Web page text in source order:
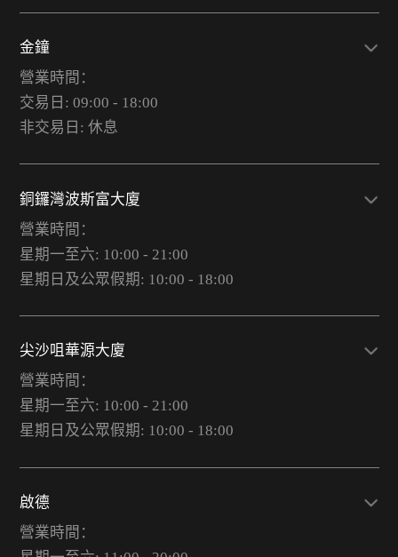
金鐘
營業時間：
交易日: 09:00 - 18:00
非交易日: 休息
銅鑼灣波斯富大廈
營業時間：
星期一至六: 10:00 - 21:00
星期日及公眾假期: 10:00 - 18:00
尖沙咀華源大廈
營業時間：
星期一至六: 10:00 - 21:00
星期日及公眾假期: 10:00 - 18:00
啟德
營業時間：